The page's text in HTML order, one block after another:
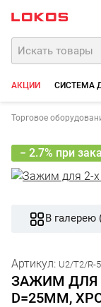
АКЦИИ СИСТЕМА
Торговое
− 2.7% при
В галерею
Артикул: U2/T2/R-
ЗАЖИМ ДЛЯ
D=25ММ,